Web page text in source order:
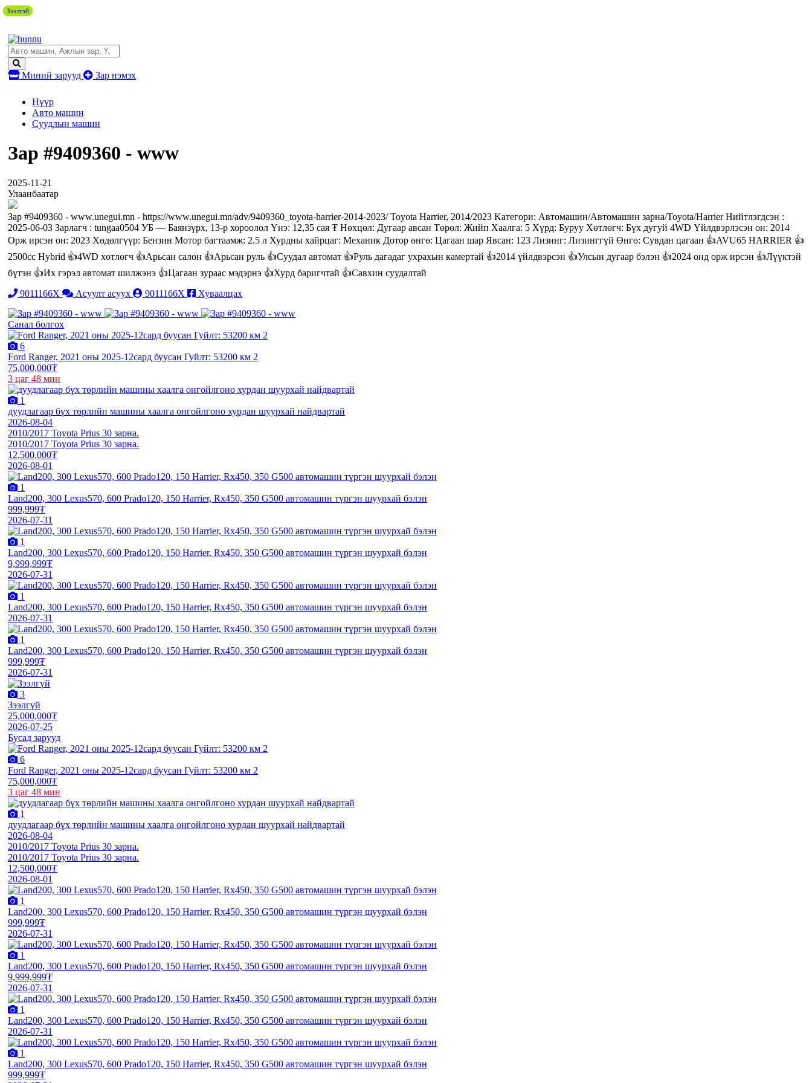
Миний зарууд Зар нэмэх
Нүүр
Авто машин
Суудлын машин
Зар #9409360 - www
2025-11-21
Улаанбаатар
Зар #9409360 - www.unegui.mn - https://www.unegui.mn/adv/9409360_toyota-harrier-2014-2023/ Toyota Harrier, 2014/2023 Kaтегори: Автомашин/Автомашин зарна/Toyota/Harrier Нийтлэгдсэн :
2025-06-03 Зарлагч : tungaa0504 УБ — Баянзүрх, 13-р хороолол Үнэ: 12,35 сая ₮ Нөхцөл: Дугаар авсан Төрөл: Жийп Хаалга: 5 Хүрд: Буруу Хөтлөгч: Бүх дугуй 4WD Үйлдвэрлэсэн он: 2014
Орж ирсэн он: 2023 Хөдөлгүүр: Бензин Мотор багтаамж: 2.5 л Хурдны хайрцаг: Механик Дотор өнгө: Цагаан шар Явсан: 123 Лизинг: Лизинггүй Өнгө: Сувдан цагаан 👍AVU65 HARRIER 👍
2500cc Hybrid 👍4WD хөтлөгч 👍Арьсан салон 👍Арьсан руль 👍Суудал автомат 👍Руль дагадаг ухрахын камертай 👍2014 үйлдвэрсэн 👍Улсын дугаар бэлэн 👍2024 онд орж ирсэн 👍Лүүктэй
бүтэн 👍Их гэрэл автомат шилжэнэ 👍Цагаан зураас мэдэрнэ 👍Хурд баригчтай 👍Савхин суудалтай
9011166X
Асуулт асуух 9011166X Хуваалцах
Санал болгох
6
Ford Ranger, 2021 оны 2025-12сард буусан Гуйлт: 53200 км 2
75,000,000₮
3 цаг 48 мин
1
дуудлагаар бүх төрлийн машины хаалга онгойлгоно хурдан шуурхай найдвартай
2026-08-04
2010/2017 Toyota Prius 30 зарна.
Зээлтэй
2010/2017 Toyota Prius 30 зарна.
12,500,000₮
2026-08-01
1
Land200, 300 Lexus570, 600 Prado120, 150 Harrier, Rx450, 350 G500 автомашин түргэн шуурхай бэлэн
999,999₮
2026-07-31
Зээлтэй
1
Land200, 300 Lexus570, 600 Prado120, 150 Harrier, Rx450, 350 G500 автомашин түргэн шуурхай бэлэн
9,999,999₮
2026-07-31
1
Land200, 300 Lexus570, 600 Prado120, 150 Harrier, Rx450, 350 G500 автомашин түргэн шуурхай бэлэн
2026-07-31
1
Land200, 300 Lexus570, 600 Prado120, 150 Harrier, Rx450, 350 G500 автомашин түргэн шуурхай бэлэн
999,999₮
2026-07-31
Зээлтэй
3
Зээлгүй
25,000,000₮
2026-07-25
Бусад зарууд
6
Ford Ranger, 2021 оны 2025-12сард буусан Гуйлт: 53200 км 2
75,000,000₮
3 цаг 48 мин
1
дуудлагаар бүх төрлийн машины хаалга онгойлгоно хурдан шуурхай найдвартай
2026-08-04
2010/2017 Toyota Prius 30 зарна.
Зээлтэй
2010/2017 Toyota Prius 30 зарна.
12,500,000₮
2026-08-01
1
Land200, 300 Lexus570, 600 Prado120, 150 Harrier, Rx450, 350 G500 автомашин түргэн шуурхай бэлэн
999,999₮
2026-07-31
Зээлтэй
1
Land200, 300 Lexus570, 600 Prado120, 150 Harrier, Rx450, 350 G500 автомашин түргэн шуурхай бэлэн
9,999,999₮
2026-07-31
1
Land200, 300 Lexus570, 600 Prado120, 150 Harrier, Rx450, 350 G500 автомашин түргэн шуурхай бэлэн
2026-07-31
1
Land200, 300 Lexus570, 600 Prado120, 150 Harrier, Rx450, 350 G500 автомашин түргэн шуурхай бэлэн
999,999₮
Зээлтэй
Зээлтэй